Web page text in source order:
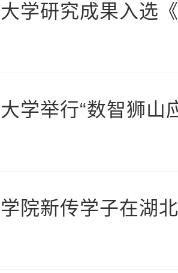
学研究成果入选
学举行“数智狮山
院新传学子在湖